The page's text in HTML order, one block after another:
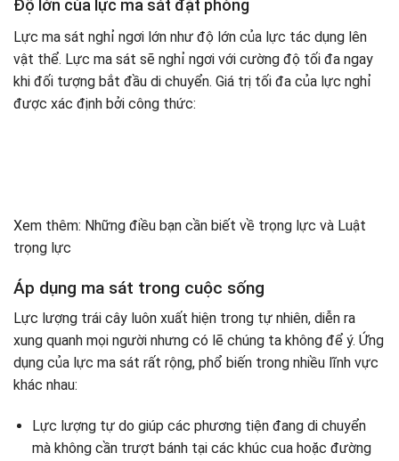
Độ lớn của lực ma sát đặt phòng
Lực ma sát nghỉ ngơi lớn như độ lớn của lực tác dụng lên
vật thể. Lực ma sát sẽ nghỉ ngơi với cường độ tối đa ngay
khi đối tượng bắt đầu di chuyển. Giá trị tối đa của lực nghỉ
được xác định bởi công thức:
Xem thêm: Những điều bạn cần biết về trọng lực và Luật
trọng lực
Áp dụng ma sát trong cuộc sống
Lực lượng trái cây luôn xuất hiện trong tự nhiên, diễn ra
xung quanh mọi người nhưng có lẽ chúng ta không để ý. Ứng
dụng của lực ma sát rất rộng, phổ biến trong nhiều lĩnh vực
khác nhau:
Lực lượng tự do giúp các phương tiện đang di chuyển
mà không cần trượt bánh tại các khúc cua hoặc đường